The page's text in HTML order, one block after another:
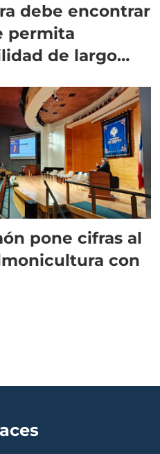
debe encontrar
permita
de largo
pone cifras al
con